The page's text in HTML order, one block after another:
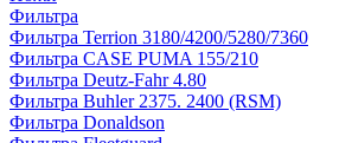
Фильтра
Фильтра Terrion 3180/4200/5280/7360
Фильтра CASE PUMA 155/210
Фильтра Deutz-Fahr 4.80
Фильтра Buhler 2375. 2400 (RSM)
Фильтра Donaldson